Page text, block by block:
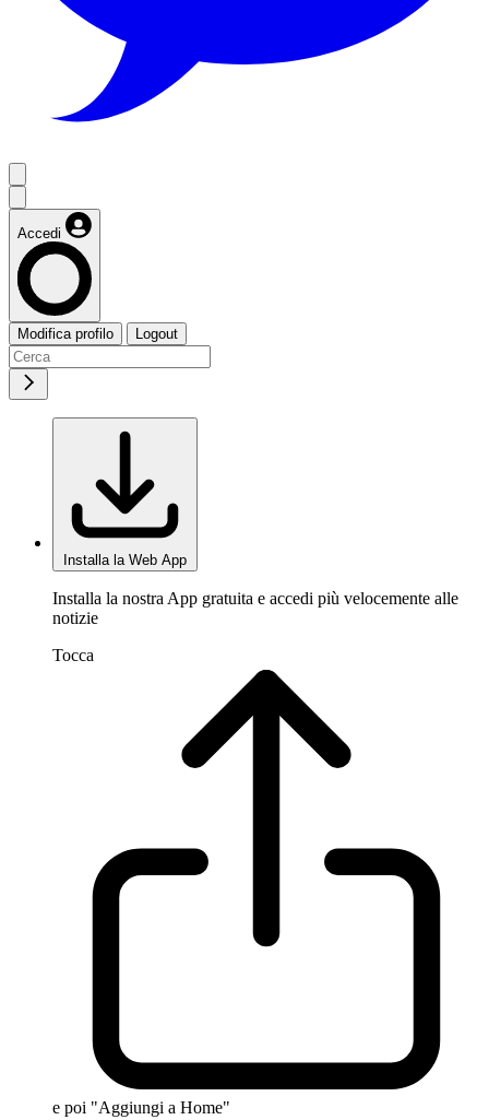
Accedi
Modifica profilo Logout
Installa la Web App
Installa la nostra App gratuita e accedi più velocemente alle
notizie
Tocca
e poi "Aggiungi a Home"